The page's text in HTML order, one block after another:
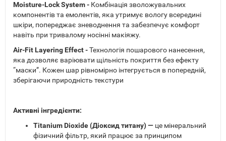
Moisture-Lock System - Комбінація зволожувальних
компонентів та емолентів, яка утримує вологу всередині
шкіри, попереджає зневоднення та забезпечує комфорт
навіть при тривалому носінні макіяжу.
Air-Fit Layering Effect -Технологія пошарового нанесення,
яка дозволяє варіювати щільність покриття без ефекту
“маски”. Кожен шар рівномірно інтегрується в попередній,
зберігаючи природність текстури
Активні інгредієнти:
Titanium Dioxide (Діоксид титану) — це мінеральний
фізичний фільтр, який працює за принципом